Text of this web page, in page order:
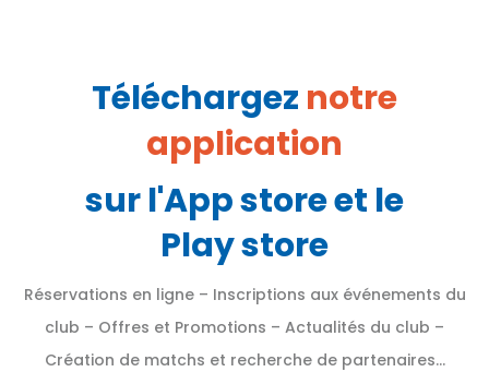
Téléchargez notre
application
sur l'App store et le
Play store
Réservations en ligne – Inscriptions aux événements du
club – Offres et Promotions – Actualités du club –
Création de matchs et recherche de partenaires…